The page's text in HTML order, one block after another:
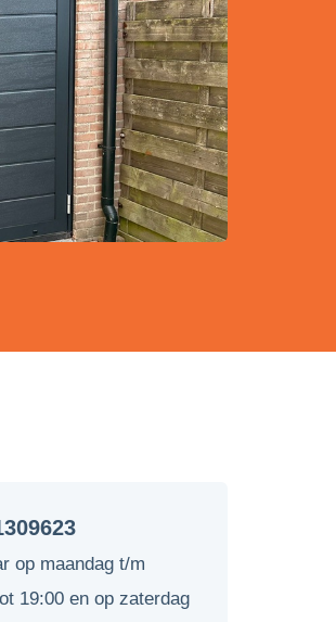
op maandag t/m
19:00 en op zaterdag